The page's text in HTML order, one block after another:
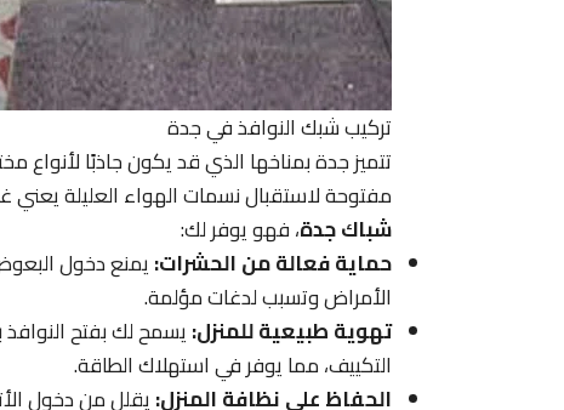
تركيب شبك النوافذ في جدة
تتميز جدة بمناخها الذي قد يكون جاذبًا لأنواع
مفتوحة لاستقبال نسمات الهواء العليلة يعني
شباك جدة، فهو يوفر لك:
حماية فعالة من الحشرات:يمنع دخول
الأمراض وتسبب لدغات مؤلمة.
تهوية طبيعية للمنزل:يسمح لك بفتح النوافذ
التكييف، مما يوفر في استهلاك الطاقة.
الحفاظ على نظافة المنزل:يقلل من دخول